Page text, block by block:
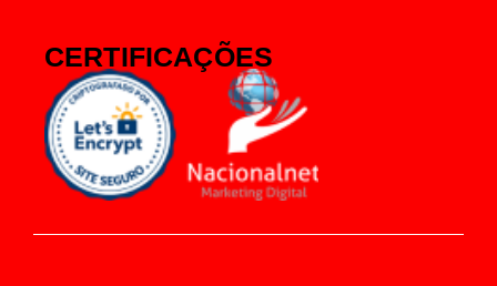
CERTIFICAÇÕES